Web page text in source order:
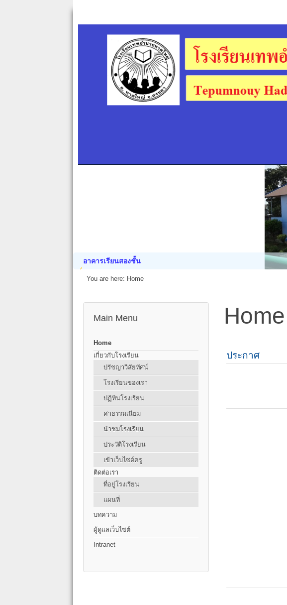
อาคารเรียนสองชั้น
You are here: Home
Main Menu
Home
เกี่ยวกับโรงเรียน
ปรัชญาวิสัยทัศน์
โรงเรียนของเรา
ปฏิทินโรงเรียน
ค่าธรรมเนียม
นำชมโรงเรียน
ประวัติโรงเรียน
เข้าเว็บไซต์ครู
ติดต่อเรา
ที่อยู่โรงเรียน
แผนที่
บทความ
ผู้ดูแลเว็บไซต์
Intranet
Home
ประกาศ